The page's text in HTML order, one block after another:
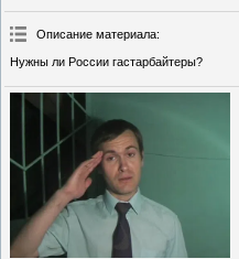
Описание материала:
Нужны ли России гастарбайтеры?